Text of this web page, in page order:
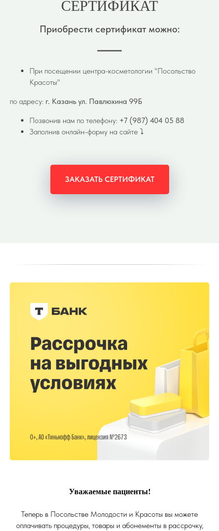
СЕРТИФИКАТ
Приобрести сертификат можно:
При посещении центра-косметологии "Посольство
Красоты"
по адресу: г. Казань ул. Павлюхина 99Б
Позвонив нам по телефону: +7 (987) 404 05 88
Заполнив онлайн-форму на сайте ⤵️
ЗАКАЗАТЬ СЕРТИФИКАТ
Уважаемые пациенты!
Теперь в Посольстве Молодости и Красоты вы можете
оплачивать процедуры, товары и абонементы в рассрочку,